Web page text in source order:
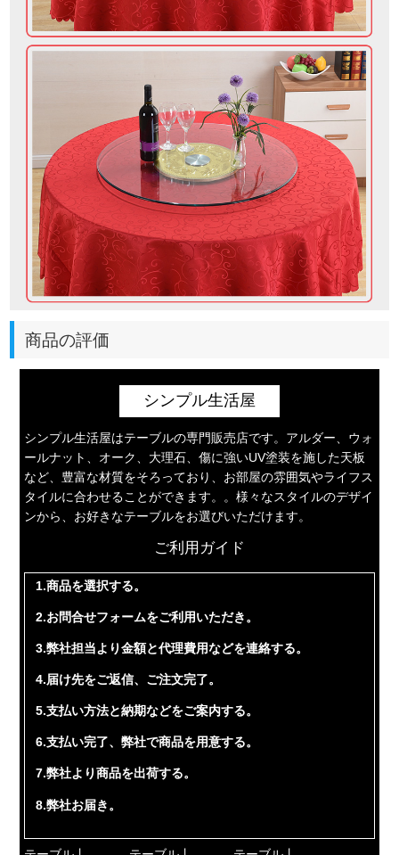
商品の評価
シンプル生活屋
シンプル生活屋はテーブルの専門販売店です。アルダー、ウォ
ールナット、オーク、大理石、傷に強いUV塗装を施した天板
など、豊富な材質をそろっており、お部屋の雰囲気やライフス
タイルに合わせることができます。。様々なスタイルのデザイ
ンから、お好きなテーブルをお選びいただけます。
ご利用ガイド
1.商品を選択する。
2.お問合せフォームをご利用いただき。
3.弊社担当より金額と代理費用などを連絡する。
4.届け先をご返信、ご注文完了。
5.支払い方法と納期などをご案内する。
6.支払い完了、弊社で商品を用意する。
7.弊社より商品を出荷する。
8.弊社お届き。